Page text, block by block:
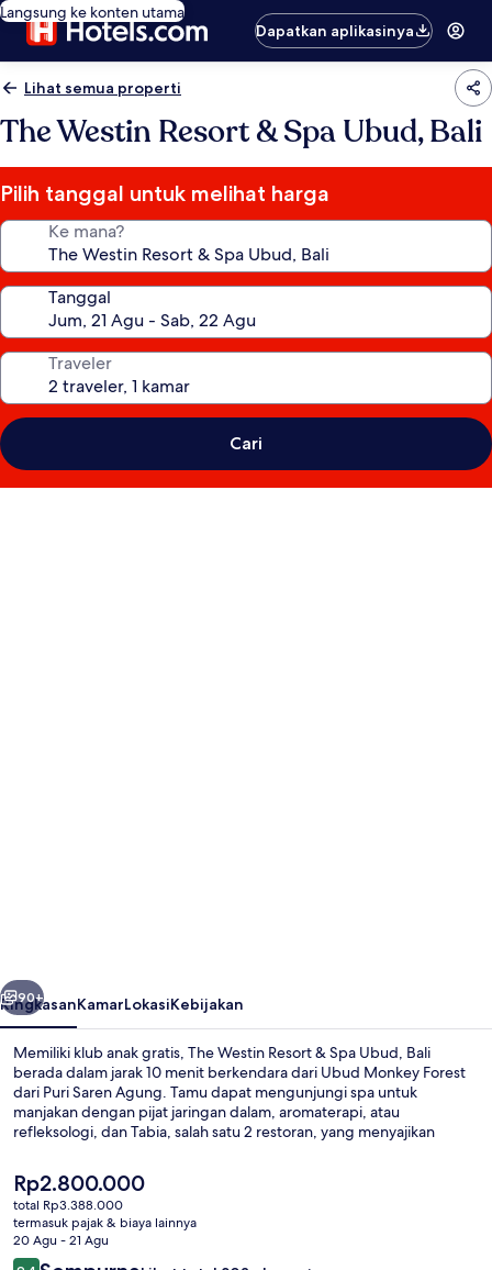
Langsung ke konten utama
Dapatkan aplikasinya
Lihat semua properti
The Westin Resort & Spa Ubud, Bali
Pilih tanggal untuk melihat harga
Ke mana?
Tanggal
Traveler
Cari
Ubud,
Bali
Berikutnya
90+
RingkasanKamarLokasiKebijakan
Memiliki klub anak gratis, The Westin Resort & Spa Ubud, Bali
berada dalam jarak 10 menit berkendara dari Ubud Monkey Forest
dari Puri Saren Agung. Tamu dapat mengunjungi spa untuk
manjakan dengan pijat jaringan dalam, aromaterapi, atau
refleksologi, dan Tabia, salah satu 2 restoran, yang menyajikan
makan malam. Keunggulan lain di hotel mewah ini meliputi 2 kolam
renang outdoor, bar tepi kolam renang, dan pusat kebugaran 24
jam. Para traveler menyukai staf.
Harga
saat
ini
Rp2.800.000
Rp2.800.000
total Rp3.388.000
termasuk pajak & biaya lainnya
20 Agu - 21 Agu